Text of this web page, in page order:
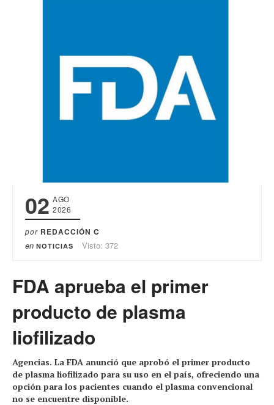
02 AGO
2026
por REDACCIÓN C
en NOTICIAS Visto: 372
FDA aprueba el primer
producto de plasma
liofilizado
Agencias. La FDA anunció que aprobó el primer producto
de plasma liofilizado para su uso en el país, ofreciendo una
opción para los pacientes cuando el plasma convencional
no se encuentre disponible.